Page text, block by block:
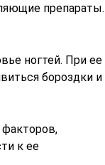
препараты.
ногтей. При ее
бороздки и
к ее